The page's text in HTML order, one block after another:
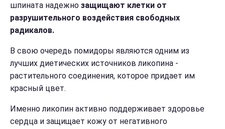
шпината надежно защищают клетки от
разрушительного воздействия свободных
радикалов.
В свою очередь помидоры являются одним из
лучших диетических источников ликопина -
растительного соединения, которое придает им
красный цвет.
Именно ликопин активно поддерживает здоровье
сердца и защищает кожу от негативного